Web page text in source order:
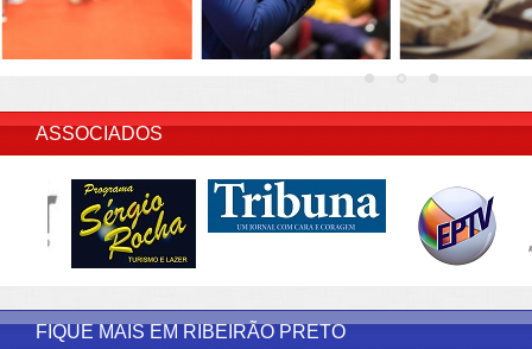
ASSOCIADOS
FIQUE MAIS EM RIBEIRÃO PRETO